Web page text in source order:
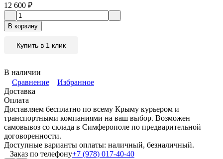
12 600 ₽
В корзину
Купить в 1 клик
В наличии
Сравнение
Избранное
Доставка
Оплата
Доставляем бесплатно по всему Крыму курьером и
транспортными компаниями на ваш выбор. Возможен
самовывоз со склада в Симферополе по предварительной
договоренности.
Доступные варианты оплаты: наличный, безналичный.
Заказ по телефону+7 (978) 017-40-40